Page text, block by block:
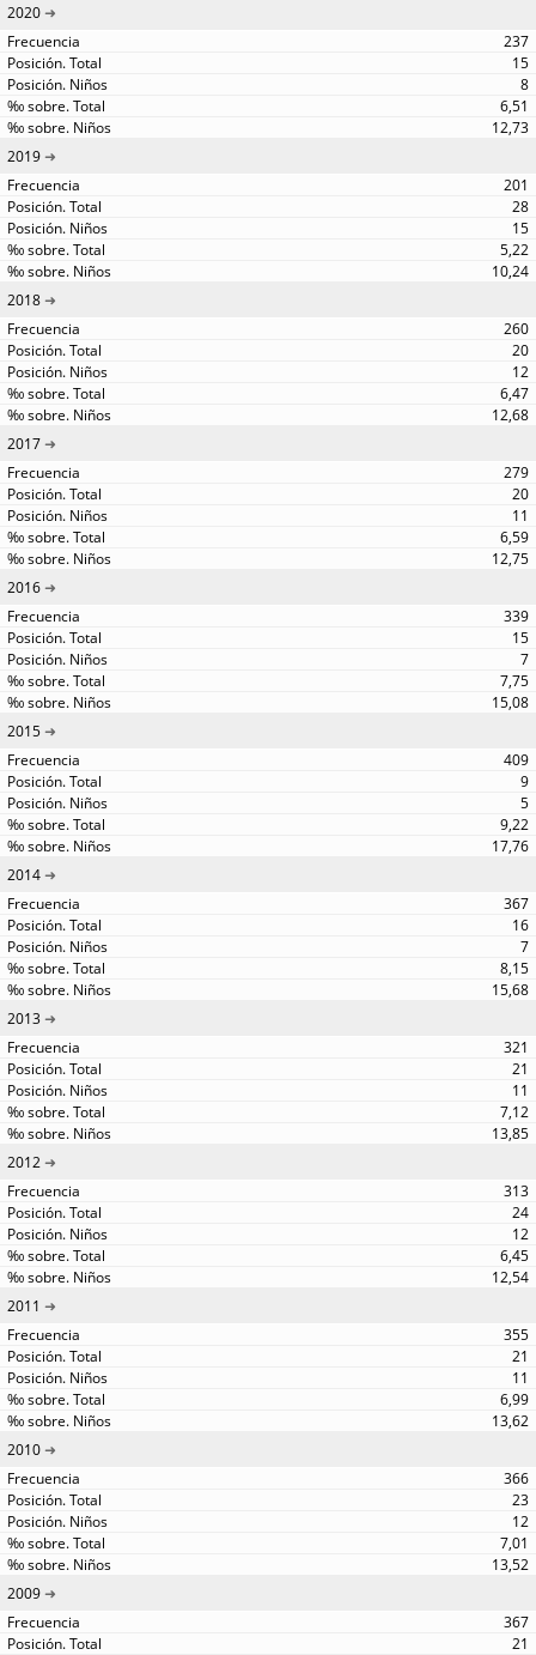
2020
237
15
8
6,51
12,73
2019
201
28
15
5,22
10,24
2018
260
20
12
6,47
12,68
2017
279
20
11
6,59
12,75
2016
339
15
7
7,75
15,08
2015
409
9
5
9,22
17,76
2014
367
16
7
8,15
15,68
2013
321
21
11
7,12
13,85
2012
313
24
12
6,45
12,54
2011
355
21
11
6,99
13,62
2010
366
23
12
7,01
13,52
2009
367
21